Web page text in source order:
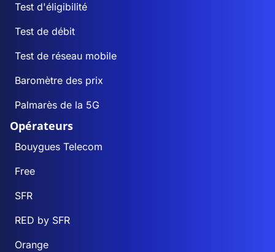
Test d'éligibilité
Test de débit
Test de réseau mobile
Baromètre des prix
Palmarès de la 5G
Opérateurs
Bouygues Telecom
Free
SFR
RED by SFR
Orange